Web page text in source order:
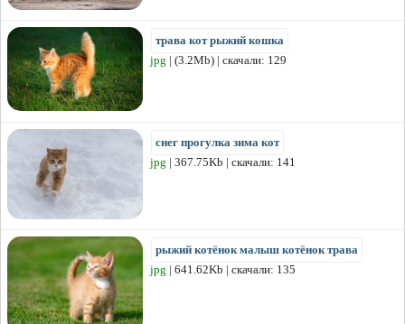
трава кот рыжий кошка
jpg | (3.2Mb) | скачали: 129
снег прогулка зима кот
jpg | 367.75Kb | скачали: 141
рыжий котёнок малыш котёнок трава
jpg | 641.62Kb | скачали: 135